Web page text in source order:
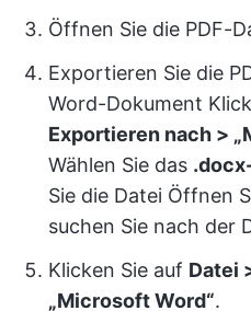
Öffnen Sie die PDF-
Exportieren Sie die
Word-Dokument
Exportieren nach >
Wählen Sie das
Sie die Datei Öffnen
suchen Sie nach der
Klicken Sie auf Datei
„Microsoft Word“.